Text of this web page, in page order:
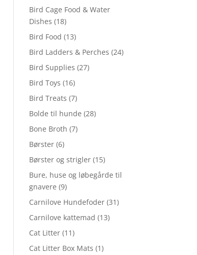
Bird Cage Food & Water
Dishes (18)
Bird Food (13)
Bird Ladders & Perches (24)
Bird Supplies (27)
Bird Toys (16)
Bird Treats (7)
Bolde til hunde (28)
Bone Broth (7)
Børster (6)
Børster og strigler (15)
Bure, huse og løbegårde til
gnavere (9)
Carnilove Hundefoder (31)
Carnilove kattemad (13)
Cat Litter (11)
Cat Litter Box Mats (1)